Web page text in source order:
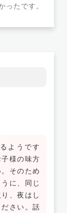
ったです。
ようです
様の味方
そのため
に、同じ
、夜はし
さい。話